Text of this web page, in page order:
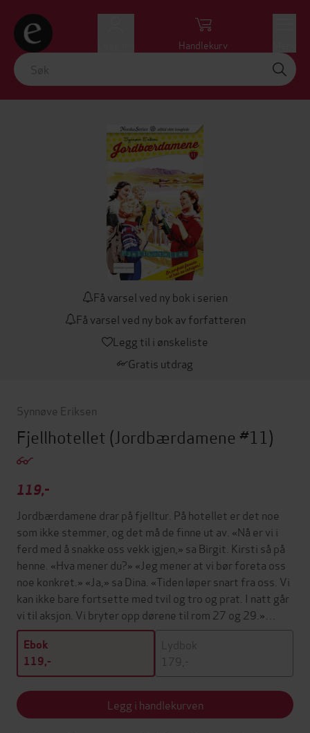
Handlekurv
Få varsel ved ny bok i serien
Få varsel ved ny bok av forfatteren
Legg til i ønskeliste
Gratis utdrag
Synnøve Eriksen
Fjellhotellet (Jordbærdamene #11)
119,-
Jordbærdamene drar på fjelltur. På hotellet er det noe
som ikke stemmer, og det må de finne ut av. «Nå er vi i
ferd med å snakke oss vekk igjen,» sa Birgit. Kirsti så på
henne. «Hva mener du?» «Jeg mener at vi bør foreta oss
noe konkret.» «Ja,» sa Dina. «Tiden løper snart fra oss. Vi
kan ikke bare fortsette med tvil og tro og prat. I natt går
vi til aksjon. Vi bryter opp dørene til rom 27 og 29.»…
Ebok
119,-
Lydbok
179,-
Legg i handlekurven